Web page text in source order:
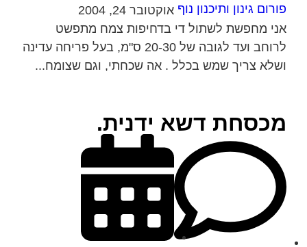
פורום גינון ותיכנון נוף אוקטובר 24, 2004
אני מחפשת לשתול די בדחיפות צמח מתפשט
לרוחב ועד לגובה של 20-30 ס"מ, בעל פריחה עדינה
ושלא צריך שמש בכלל . אה שכחתי, וגם שצומח...
מכסחת דשא ידנית.